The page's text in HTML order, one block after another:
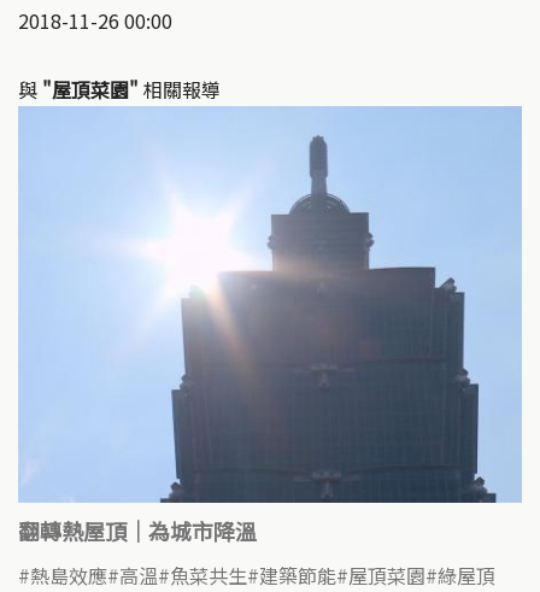
2018-11-26 00:00
與 "屋頂菜園" 相關報導
翻轉熱屋頂｜為城市降溫
熱島效應 高溫 魚菜共生 建築節能 屋頂菜園 綠屋頂